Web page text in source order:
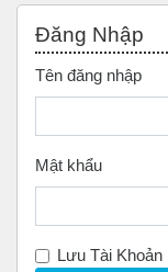
Đăng Nhập
Tên đăng nhập
Mật khẩu
Lưu Tài Khoản